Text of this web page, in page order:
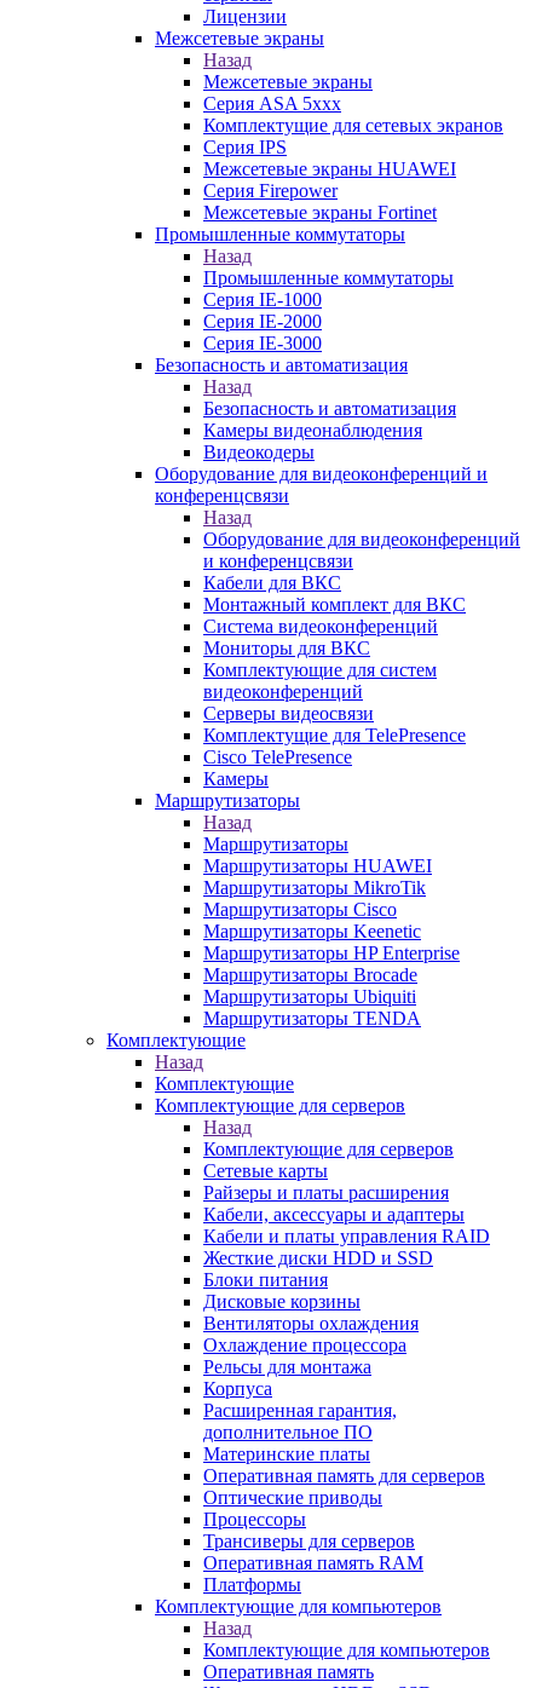
Лицензии
Межсетевые экраны
Назад
Межсетевые экраны
Серия ASA 5xxx
Комплектущие для сетевых экранов
Серия IPS
Межсетевые экраны HUAWEI
Серия Firepower
Межсетевые экраны Fortinet
Промышленные коммутаторы
Назад
Промышленные коммутаторы
Серия IE-1000
Серия IE-2000
Серия IE-3000
Безопасность и автоматизация
Назад
Безопасность и автоматизация
Камеры видеонаблюдения
Видеокодеры
Оборудование для видеоконференций и
конференцсвязи
Назад
Оборудование для видеоконференций
и конференцсвязи
Кабели для ВКС
Монтажный комплект для ВКС
Система видеоконференций
Мониторы для ВКС
Комплектующие для систем
видеоконференций
Серверы видеосвязи
Комплектущие для TelePresence
Cisco TelePresence
Камеры
Маршрутизаторы
Назад
Маршрутизаторы
Маршрутизаторы HUAWEI
Маршрутизаторы MikroTik
Маршрутизаторы Cisco
Маршрутизаторы Keenetic
Маршрутизаторы HP Enterprise
Маршрутизаторы Brocade
Маршрутизаторы Ubiquiti
Маршрутизаторы TENDA
Комплектующие
Назад
Комплектующие
Комплектующие для серверов
Назад
Комплектующие для серверов
Сетевые карты
Райзеры и платы расширения
Кабели, аксессуары и адаптеры
Кабели и платы управления RAID
Жесткие диски HDD и SSD
Блоки питания
Дисковые корзины
Вентиляторы охлаждения
Охлаждение процессора
Рельсы для монтажа
Корпуса
Расширенная гарантия,
дополнительное ПО
Материнские платы
Оперативная память для серверов
Оптические приводы
Процессоры
Трансиверы для серверов
Оперативная память RAM
Платформы
Комплектующие для компьютеров
Назад
Комплектующие для компьютеров
Оперативная память